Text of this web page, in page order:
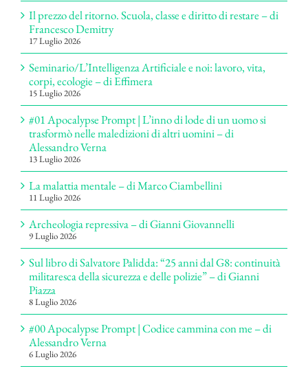
Il prezzo del ritorno. Scuola, classe e diritto di restare – di
Francesco Demitry
17 Luglio 2026
Seminario/L’Intelligenza Artificiale e noi: lavoro, vita,
corpi, ecologie – di Effimera
15 Luglio 2026
#01 Apocalypse Prompt | L’inno di lode di un uomo si
trasformò nelle maledizioni di altri uomini – di
Alessandro Verna
13 Luglio 2026
La malattia mentale – di Marco Ciambellini
11 Luglio 2026
Archeologia repressiva – di Gianni Giovannelli
9 Luglio 2026
Sul libro di Salvatore Palidda: “25 anni dal G8: continuità
militaresca della sicurezza e delle polizie” – di Gianni
Piazza
8 Luglio 2026
#00 Apocalypse Prompt | Codice cammina con me – di
Alessandro Verna
6 Luglio 2026